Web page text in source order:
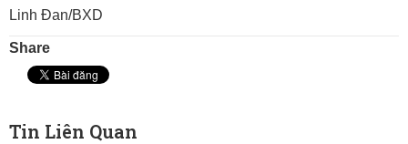
Linh Đan/BXD
Share
Tin Liên Quan